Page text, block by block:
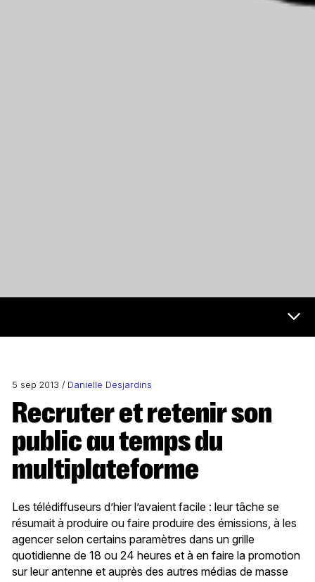
5 sep 2013 / Danielle Desjardins
Recruter et retenir son
public au temps du
multiplateforme
Les télédiffuseurs d’hier l’avaient facile : leur tâche se
résumait à produire ou faire produire des émissions, à les
agencer selon certains paramètres dans un grille
quotidienne de 18 ou 24 heures et à en faire la promotion
sur leur antenne et auprès des autres médias de masse